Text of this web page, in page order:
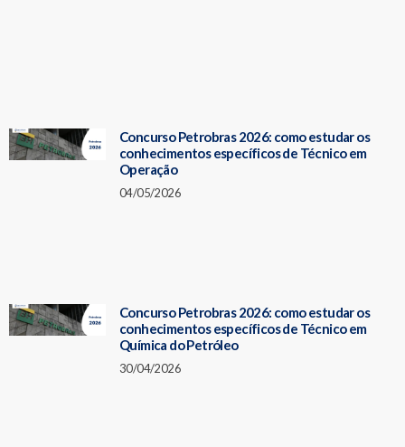
Concurso Petrobras 2026: como estudar os
conhecimentos específicos de Técnico em
Operação
04/05/2026
Concurso Petrobras 2026: como estudar os
conhecimentos específicos de Técnico em
Química do Petróleo
30/04/2026